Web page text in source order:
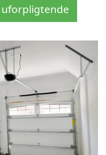
uforpligtende